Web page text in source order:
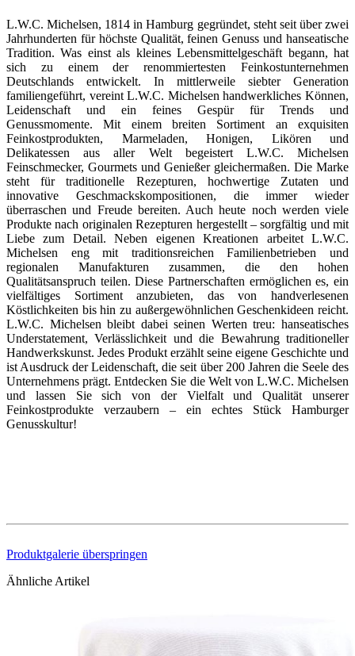
L.W.C. Michelsen, 1814 in Hamburg gegründet, steht seit über zwei
Jahrhunderten für höchste Qualität, feinen Genuss und hanseatische
Tradition. Was einst als kleines Lebensmittelgeschäft begann, hat
sich zu einem der renommiertesten Feinkostunternehmen
Deutschlands entwickelt. In mittlerweile siebter Generation
familiengeführt, vereint L.W.C. Michelsen handwerkliches Können,
Leidenschaft und ein feines Gespür für Trends und
Genussmomente. Mit einem breiten Sortiment an exquisiten
Feinkostprodukten, Marmeladen, Honigen, Likören und
Delikatessen aus aller Welt begeistert L.W.C. Michelsen
Feinschmecker, Gourmets und Genießer gleichermaßen. Die Marke
steht für traditionelle Rezepturen, hochwertige Zutaten und
innovative Geschmackskompositionen, die immer wieder
überraschen und Freude bereiten. Auch heute noch werden viele
Produkte nach originalen Rezepturen hergestellt – sorgfältig und mit
Liebe zum Detail. Neben eigenen Kreationen arbeitet L.W.C.
Michelsen eng mit traditionsreichen Familienbetrieben und
regionalen Manufakturen zusammen, die den hohen
Qualitätsanspruch teilen. Diese Partnerschaften ermöglichen es, ein
vielfältiges Sortiment anzubieten, das von handverlesenen
Köstlichkeiten bis hin zu außergewöhnlichen Geschenkideen reicht.
L.W.C. Michelsen bleibt dabei seinen Werten treu: hanseatisches
Understatement, Verlässlichkeit und die Bewahrung traditioneller
Handwerkskunst. Jedes Produkt erzählt seine eigene Geschichte und
ist Ausdruck der Leidenschaft, die seit über 200 Jahren die Seele des
Unternehmens prägt. Entdecken Sie die Welt von L.W.C. Michelsen
und lassen Sie sich von der Vielfalt und Qualität unserer
Feinkostprodukte verzaubern – ein echtes Stück Hamburger
Genusskultur!
Produktgalerie überspringen
Ähnliche Artikel